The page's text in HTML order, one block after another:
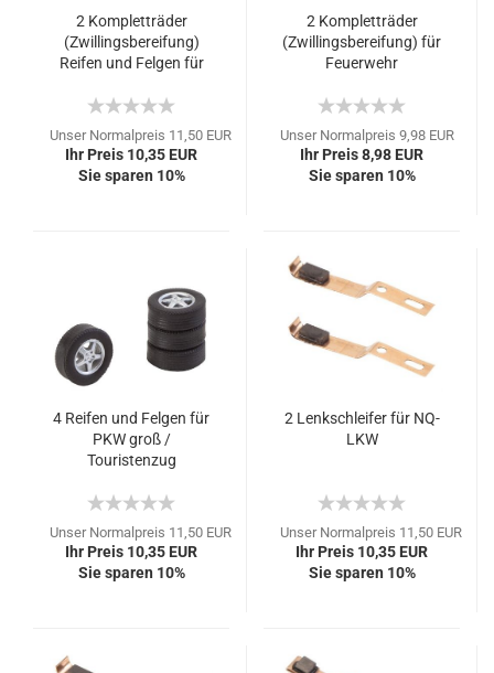
2 Kompletträder
(Zwillingsbereifung)
Reifen und Felgen für
Unser Normalpreis 11,50 EUR
Ihr Preis 10,35 EUR
Sie sparen 10%
2 Kompletträder
(Zwillingsbereifung) für
Feuerwehr
Unser Normalpreis 9,98 EUR
Ihr Preis 8,98 EUR
Sie sparen 10%
4 Reifen und Felgen für
PKW groß /
Touristenzug
Unser Normalpreis 11,50 EUR
Ihr Preis 10,35 EUR
Sie sparen 10%
2 Lenkschleifer für NQ-
LKW
Unser Normalpreis 11,50 EUR
Ihr Preis 10,35 EUR
Sie sparen 10%